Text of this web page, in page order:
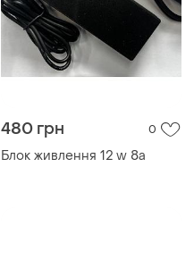
480 грн 0
Блок живлення 12 w 8a